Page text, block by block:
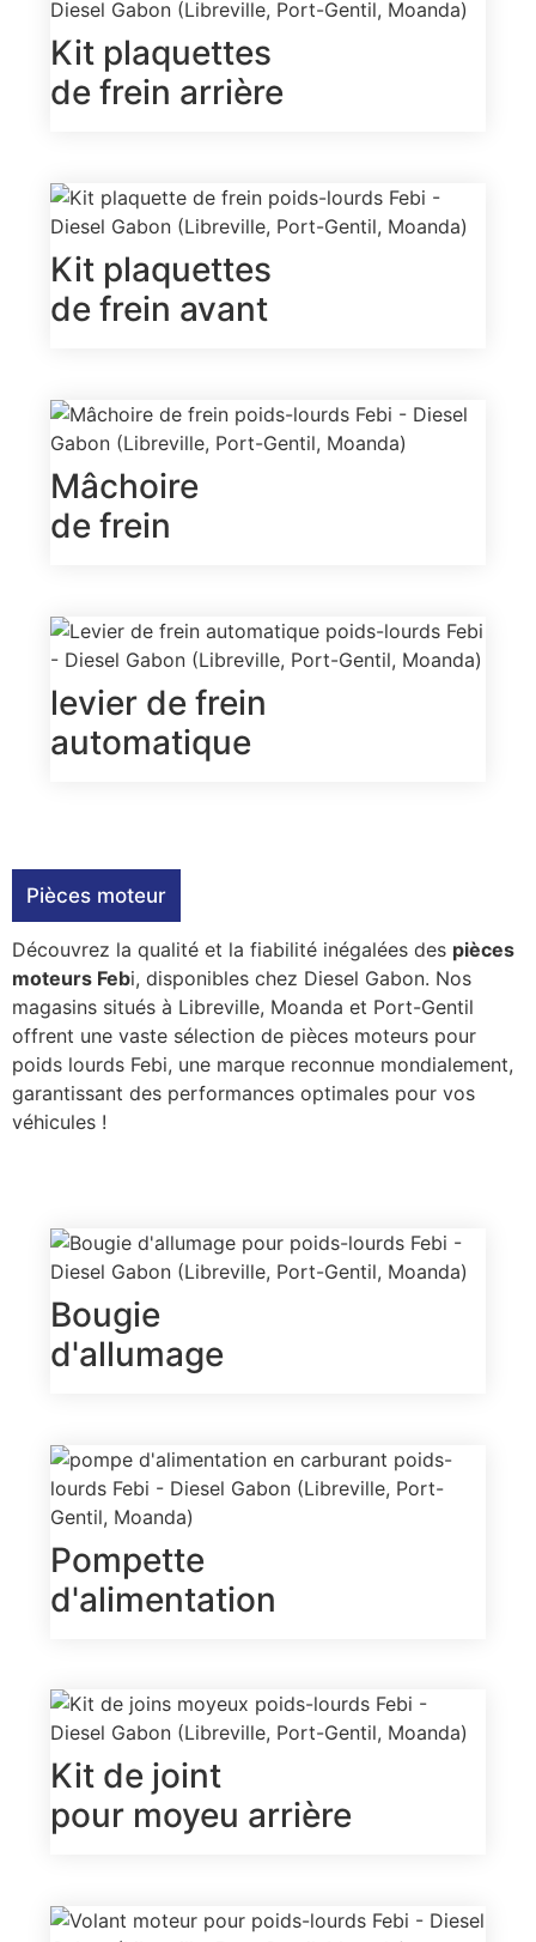
Kit plaquettes
de frein arrière
Kit plaquettes
de frein avant
Mâchoire
de frein
levier de frein
automatique
Pièces moteur
Découvrez la qualité et la fiabilité inégalées des pièces
moteurs Febi, disponibles chez Diesel Gabon. Nos
magasins situés à Libreville, Moanda et Port-Gentil
offrent une vaste sélection de pièces moteurs pour
poids lourds Febi, une marque reconnue mondialement,
garantissant des performances optimales pour vos
véhicules !
Bougie
d'allumage
Pompette
d'alimentation
Kit de joint
pour moyeu arrière